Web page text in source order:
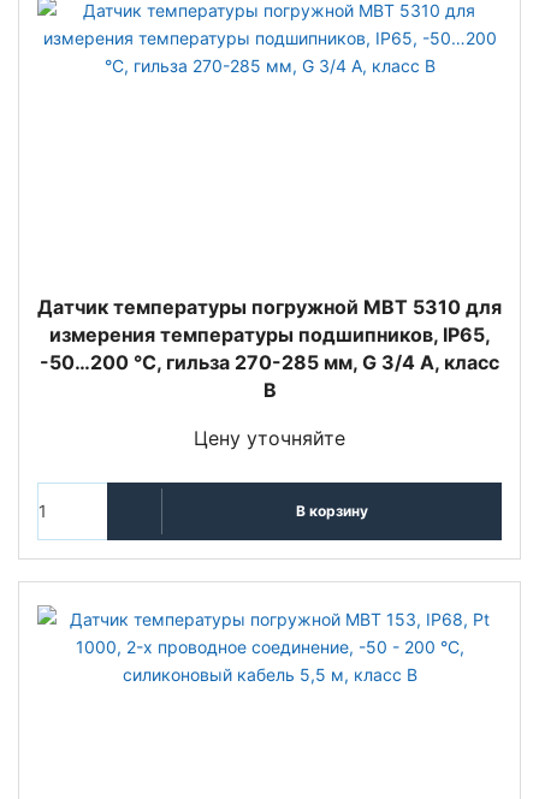
Датчик температуры погружной MBT 5310 для
измерения температуры подшипников, IP65,
-50…200 °C, гильза 270-285 мм, G 3/4 А, класс
B
Цену уточняйте
В корзину